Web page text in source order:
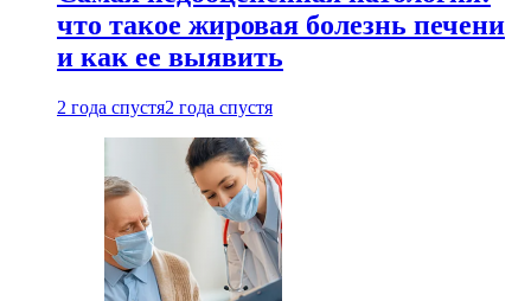
что такое жировая болезнь печени
и как ее выявить
2 года спустя2 года спустя